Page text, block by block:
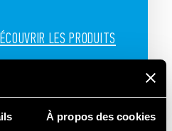
À propos des cookies
LES PRODUITS